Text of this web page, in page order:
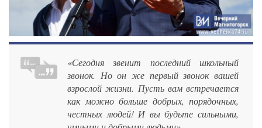
«Сегодня звенит последний школьный
звонок. Но он же первый звонок вашей
взрослой жизни. Пусть вам встречается
как можно больше добрых, порядочных,
честных людей! И вы будьте сильными,